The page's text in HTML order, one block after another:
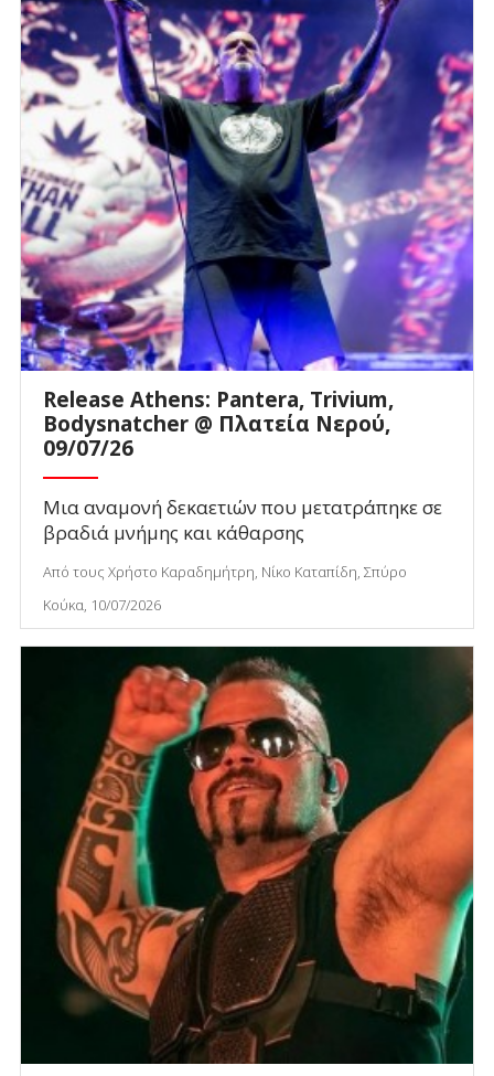
Release Athens: Pantera, Trivium,
Bodysnatcher @ Πλατεία Νερού,
09/07/26
Μια αναμονή δεκαετιών που μετατράπηκε σε
βραδιά μνήμης και κάθαρσης
Από τους Χρήστο Καραδημήτρη, Νίκο Καταπίδη, Σπύρο
Κούκα, 10/07/2026